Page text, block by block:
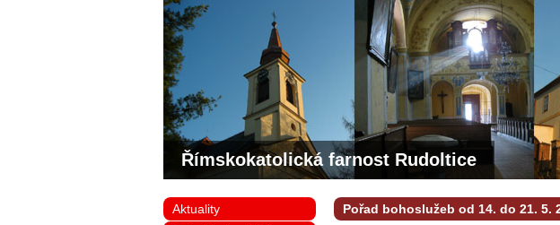
Římskokatolická farnost Rudoltice
Pořad bohoslužeb od 14. do 21. 5.
Aktuality